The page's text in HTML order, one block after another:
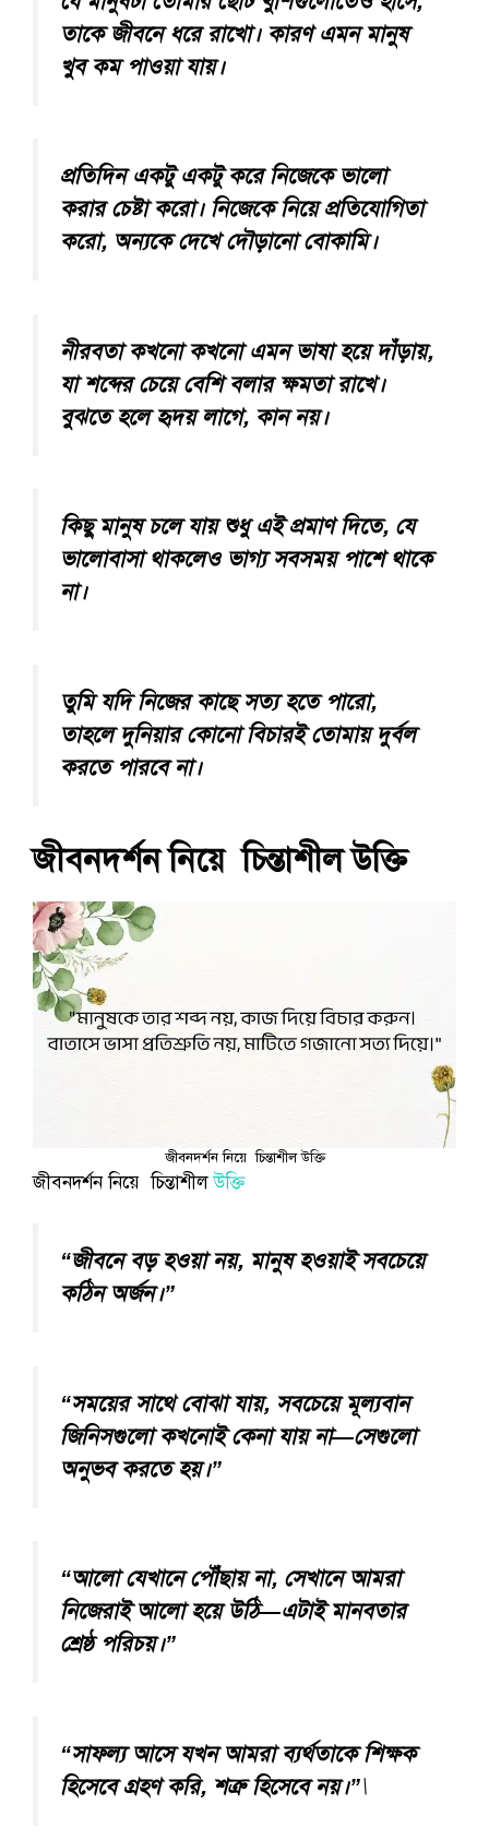
তাকে জীবনে ধরে রাখো। কারণ এমন মানুষ
খুব কম পাওয়া যায়।
প্রতিদিন একটু একটু করে নিজেকে ভালো
করার চেষ্টা করো। নিজেকে নিয়ে প্রতিযোগিতা
করো, অন্যকে দেখে দৌড়ানো বোকামি।
নীরবতা কখনো কখনো এমন ভাষা হয়ে দাঁড়ায়,
যা শব্দের চেয়ে বেশি বলার ক্ষমতা রাখে।
বুঝতে হলে হৃদয় লাগে, কান নয়।
কিছু মানুষ চলে যায় শুধু এই প্রমাণ দিতে, যে
ভালোবাসা থাকলেও ভাগ্য সবসময় পাশে থাকে
না।
তুমি যদি নিজের কাছে সত্য হতে পারো,
তাহলে দুনিয়ার কোনো বিচারই তোমায় দুর্বল
করতে পারবে না।
জীবনদর্শন নিয়ে চিন্তাশীল উক্তি
জীবনদর্শন নিয়ে চিন্তাশীল উক্তি
জীবনদর্শন নিয়ে চিন্তাশীলউক্তি
“জীবনে বড় হওয়া নয়, মানুষ হওয়াই সবচেয়ে
কঠিন অর্জন।”
“সময়ের সাথে বোঝা যায়, সবচেয়ে মূল্যবান
জিনিসগুলো কখনোই কেনা যায় না—সেগুলো
অনুভব করতে হয়।”
“আলো যেখানে পৌঁছায় না, সেখানে আমরা
নিজেরাই আলো হয়ে উঠি—এটাই মানবতার
শ্রেষ্ঠ পরিচয়।”
“সাফল্য আসে যখন আমরা ব্যর্থতাকে শিক্ষক
হিসেবে গ্রহণ করি, শত্রু হিসেবে নয়।”\